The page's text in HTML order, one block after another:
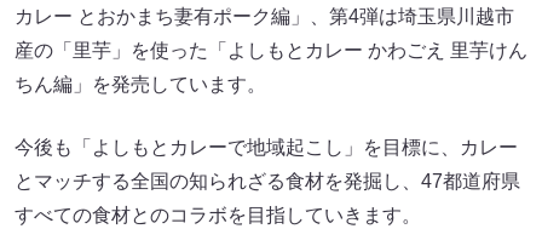
カレー とおかまち妻有ポーク編」、第4弾は埼玉県川越市
産の「里芋」を使った「よしもとカレー かわごえ 里芋けん
ちん編」を発売しています。
今後も「よしもとカレーで地域起こし」を目標に、カレー
とマッチする全国の知られざる食材を発掘し、47都道府県
すべての食材とのコラボを目指していきます。